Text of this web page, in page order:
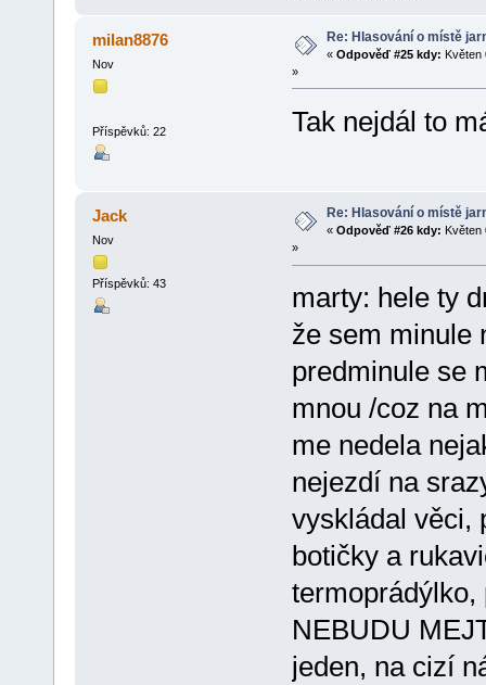
milan8876
Nov
Příspěvků: 22
Re: Hlasování o místě
« Odpověď #25 kdy: Květen
»
Tak nejdál to
Jack
Nov
Příspěvků: 43
Re: Hlasování o místě
« Odpověď #26 kdy: Květen
»
marty: hele ty
že sem minule
predminule se
mnou /coz na
me nedela
nejezdí na
vyskládal věci,
botičky a
termoprádýlko,
NEBUDU
jeden, na cizí